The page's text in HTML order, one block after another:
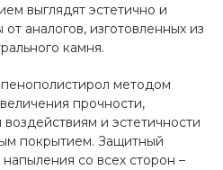
выглядят эстетично и
аналогов, изготовленных из
камня.
методом
прочности,
и эстетичности
покрытием. Защитный
со всех сторон –